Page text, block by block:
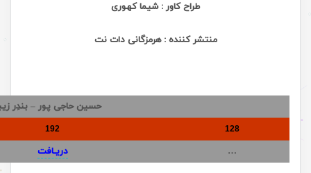
طراح کاور : شیما کهوری
منتشر کننده : هرمزگانی دات نت
حسین حاجی پور – بندِر
128
192
… دریـافت